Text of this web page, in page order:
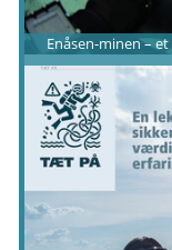
Enåsen-minen –